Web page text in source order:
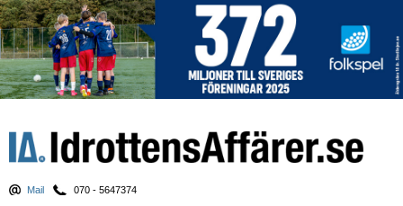
Mail 070 - 5647374